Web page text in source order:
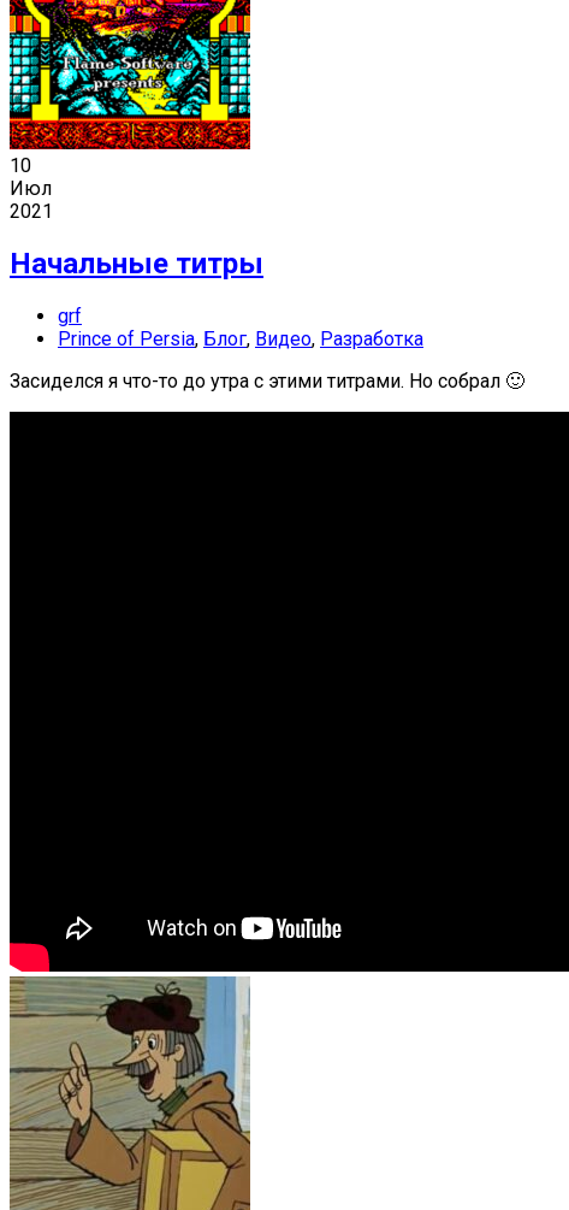
10
Июл
2021
Начальные титры
grf
Prince of Persia, Блог, Видео, Разработка
Засиделся я что-то до утра с этими титрами. Но собрал 🙂